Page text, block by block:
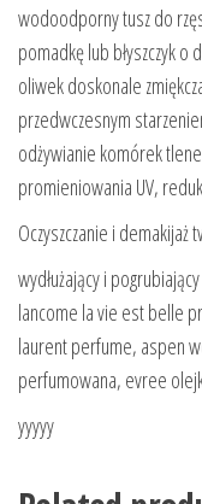
wodoodporny tusz do
pomadkę lub błyszczyk
oliwek doskonale
przedwczesnym
odżywianie komórek
promieniowania UV,
Oczyszczanie i demakijaż
wydłużający i
lancome la vie est belle
laurent perfume, aspen
perfumowana, evree
yyyyy